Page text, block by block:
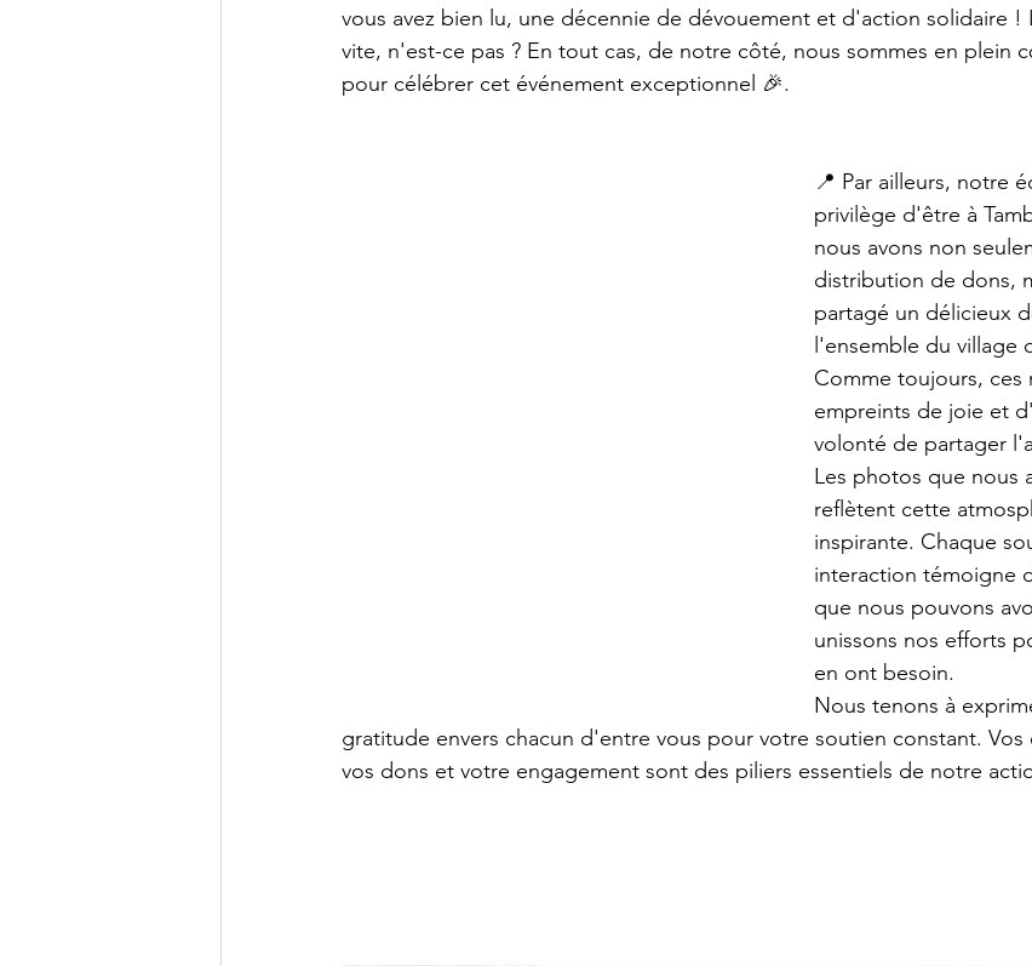
vous avez bien lu, une décennie de dévouement et d'action solidaire !
vite, n'est-ce pas ? En tout cas, de notre côté, nous sommes en plein
pour célébrer cet événement exceptionnel 🎉.
📍 Par ailleurs, notre
privilège d'être à
nous avons non
distribution de dons,
partagé un délicieux
l'ensemble du village
Comme toujours, ces
empreints de joie et
volonté de partager
Les photos que nous
reflètent cette
inspirante. Chaque
interaction témoigne
que nous pouvons
unissons nos efforts
en ont besoin.
Nous tenons à
gratitude envers chacun d'entre vous pour votre soutien constant. Vos
vos dons et votre engagement sont des piliers essentiels de notre